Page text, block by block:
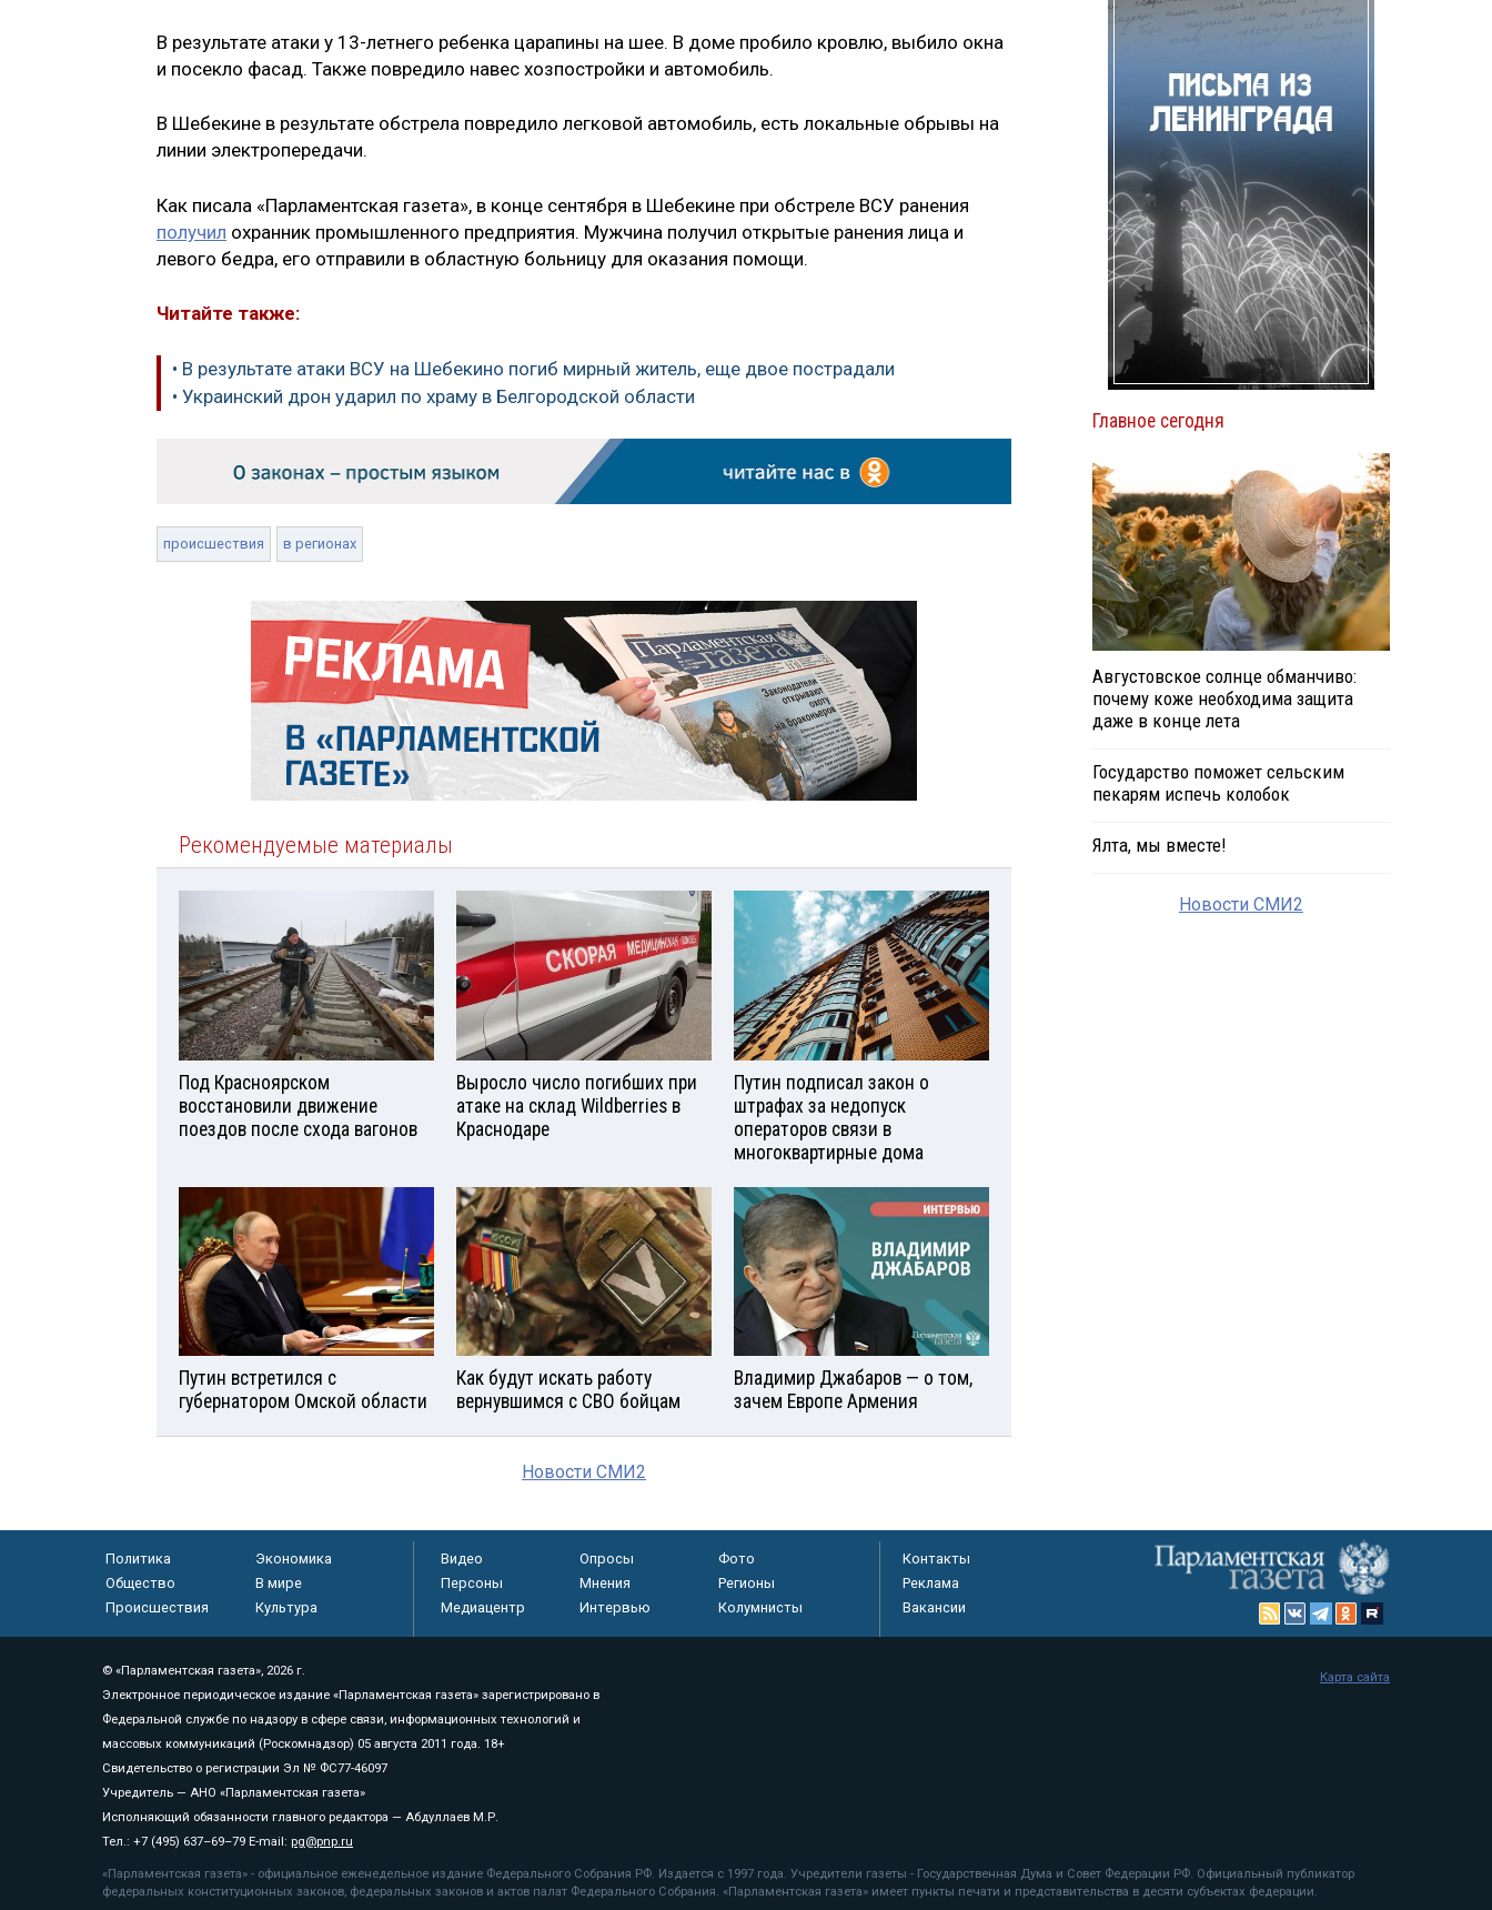
В результате атаки у 13-летнего ребенка царапины на шее. В доме пробило кровлю, выбило окна
и посекло фасад. Также повредило навес хозпостройки и автомобиль.
В Шебекине в результате обстрела повредило легковой автомобиль, есть локальные обрывы на
линии электропередачи.
Как писала «Парламентская газета», в конце сентября в Шебекине при обстреле ВСУ ранения
получил охранник промышленного предприятия. Мужчина получил открытые ранения лица и
левого бедра, его отправили в областную больницу для оказания помощи.
Читайте также:
• В результате атаки ВСУ на Шебекино погиб мирный житель, еще двое пострадали
• Украинский дрон ударил по храму в Белгородской области
происшествия в регионах
Рекомендуемые материалы
Под Красноярском
восстановили движение
поездов после схода вагонов
Выросло число погибших при
атаке на склад Wildberries в
Краснодаре
Путин подписал закон о
штрафах за недопуск
операторов связи в
многоквартирные дома
Путин встретился с
губернатором Омской области
Как будут искать работу
вернувшимся с СВО бойцам
Владимир Джабаров — о том,
зачем Европе Армения
Новости СМИ2
Главное сегодня
Августовское солнце обманчиво:
почему коже необходима защита
даже в конце лета
Государство поможет сельским
пекарям испечь колобок
Ялта, мы вместе!
Новости СМИ2
Политика
Экономика
Общество
В мире
Происшествия
Культура
Видео Опросы
Фото
Персоны
Мнения
Регионы
Медиацентр
Интервью Колумнисты
Контакты
Реклама
Вакансии
© «Парламентская газета», 2026 г.
Электронное периодическое издание «Парламентская газета» зарегистрировано в
Федеральной службе по надзору в сфере связи, информационных технологий и
массовых коммуникаций (Роскомнадзор) 05 августа 2011 года. 18+
Свидетельство о регистрации Эл № ФС77-46097
Учредитель — АНО «Парламентская газета»
Исполняющий обязанности главного редактора — Абдуллаев М.Р.
Тел.: +7 (495) 637–69–79 E-mail: pg@pnp.ru
«Парламентская газета» - официальное еженедельное издание Федерального Собрания РФ. Издается с 1997 года. Учредители газеты - Государственная Дума и Совет Федерации РФ. Официальный публикатор
федеральных конституционных законов, федеральных законов и актов палат Федерального Собрания. «Парламентская газета» имеет пункты печати и представительства в десяти субъектах федерации.
Карта сайта